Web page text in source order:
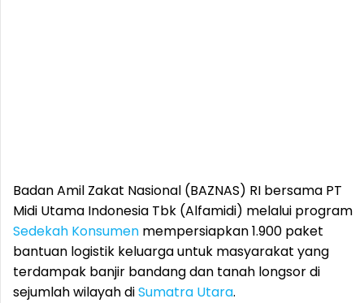
Badan Amil Zakat Nasional (BAZNAS) RI bersama PT
Midi Utama Indonesia Tbk (Alfamidi) melalui program
Sedekah Konsumen mempersiapkan 1.900 paket
bantuan logistik keluarga untuk masyarakat yang
terdampak banjir bandang dan tanah longsor di
sejumlah wilayah diSumatra Utara.